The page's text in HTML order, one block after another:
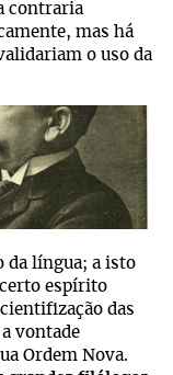
contraria
mas há
o uso da
da língua; a isto
espírito
das
vontade
Ordem Nova.